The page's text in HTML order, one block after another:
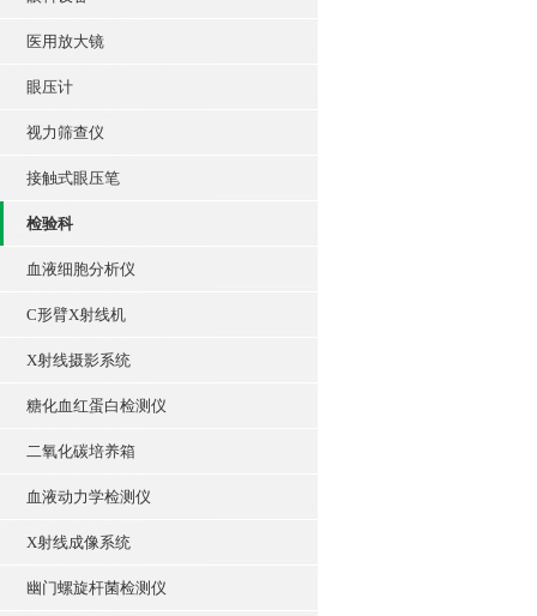
医用放大镜
眼压计
视力筛查仪
接触式眼压笔
检验科
血液细胞分析仪
C形臂X射线机
X射线摄影系统
糖化血红蛋白检测仪
二氧化碳培养箱
血液动力学检测仪
X射线成像系统
幽门螺旋杆菌检测仪